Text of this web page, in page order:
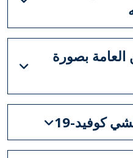
العامة بصورة
كوفيد-19